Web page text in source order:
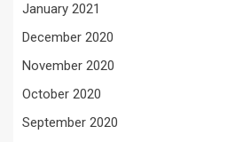
January 2021
December 2020
November 2020
October 2020
September 2020